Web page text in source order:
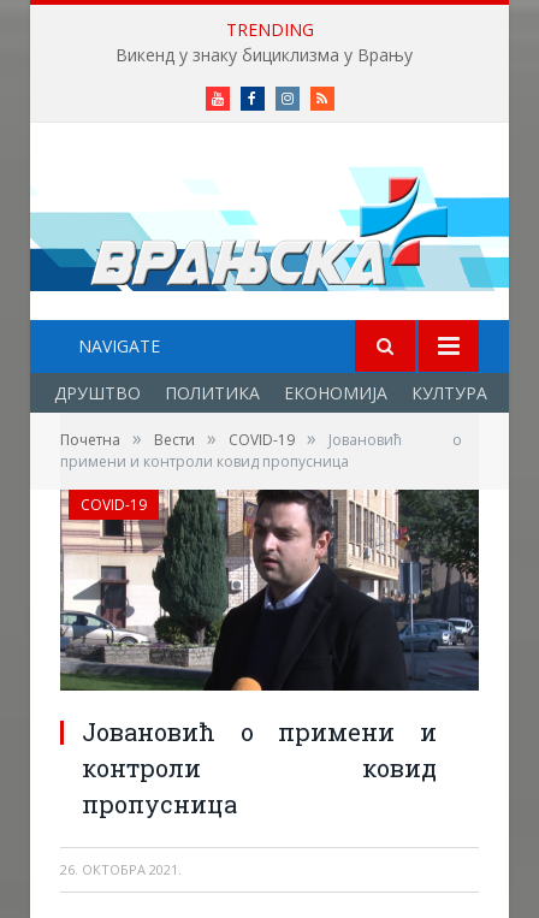
TRENDING
Викенд у знаку бициклизма у Врању
YoutubeFacebookInstagram
RSS
NAVIGATE
ДРУШТВО ПОЛИТИКА ЕКОНОМИЈА КУЛТУРА
Почетна » Вести » COVID-19 »
Јовановић о
примени и контроли ковид пропусница
Јовановић о примени и
контроли ковид
пропусница
26. ОКТОБРА 2021.
COVID-19